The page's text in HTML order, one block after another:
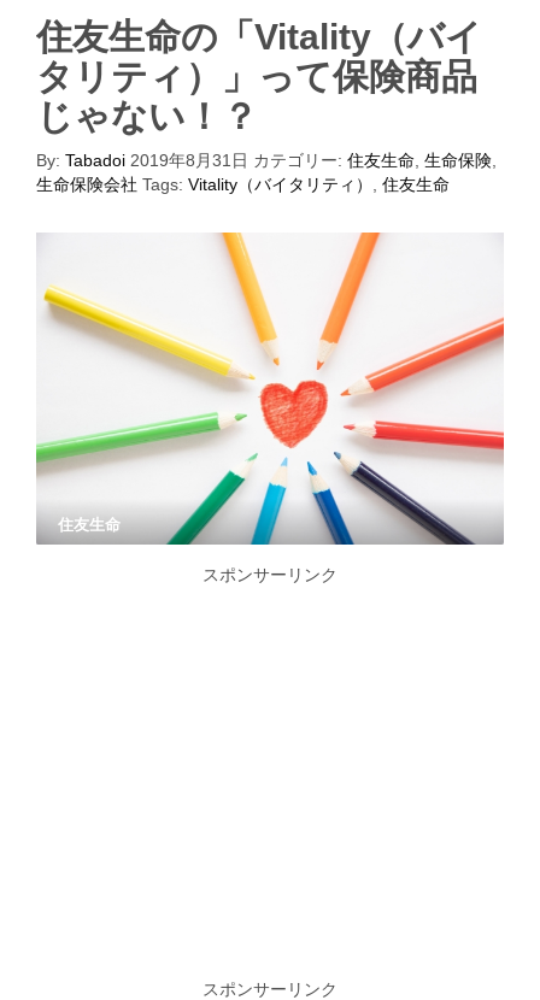
住友生命の「Vitality（バイ
タリティ）」って保険商品
じゃない！？
By: Tabadoi 2019年8月31日 カテゴリー: 住友生命 生命保険
生命保険会社 Tags: Vitality（バイタリティ） 住友生命
住友生命
スポンサーリンク
スポンサーリンク